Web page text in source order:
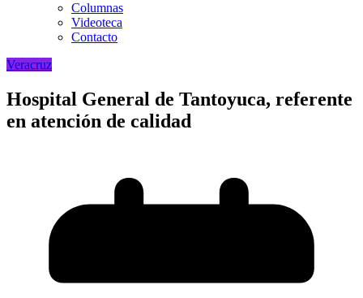
Columnas
Videoteca
Contacto
Veracruz
Hospital General de Tantoyuca, referente
en atención de calidad